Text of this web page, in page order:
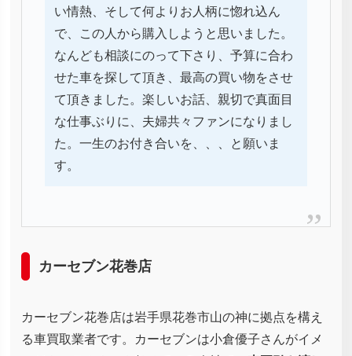
い情熱、そして何よりお人柄に惚れ込ん
で、この人から購入しようと思いました。
なんども相談にのって下さり、予算に合わ
せた車を探して頂き、最高の買い物をさせ
て頂きました。楽しいお話、親切で真面目
な仕事ぶりに、夫婦共々ファンになりまし
た。一生のお付き合いを、、、と願いま
す。
カーセブン花巻店
カーセブン花巻店は岩手県花巻市山の神に拠点を構え
る車買取業者です。カーセブンは小倉優子さんがイメ